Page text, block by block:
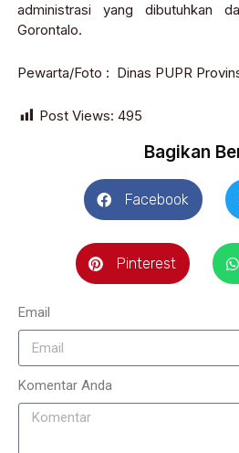
administrasi yang dibutuhkan
Gorontalo.
Pewarta/Foto : Dinas PUPR
Post Views: 495
Bagikan
Facebook
Pinterest
Email
Komentar Anda